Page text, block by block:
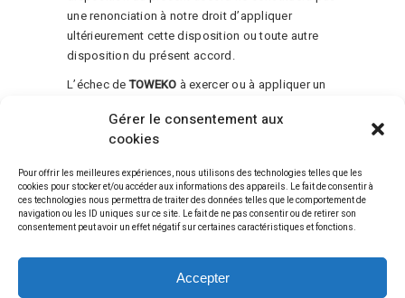
Gérer le consentement aux
cookies
Pour offrir les meilleures expériences, nous utilisons des technologies telles que les
cookies pour stocker et/ou accéder aux informations des appareils. Le fait de consentir à
ces technologies nous permettra de traiter des données telles que le comportement de
navigation ou les ID uniques sur ce site. Le fait de ne pas consentir ou de retirer son
consentement peut avoir un effet négatif sur certaines caractéristiques et fonctions.
Accepter
une renonciation à notre droit d’appliquer
ultérieurement cette disposition ou toute autre
disposition du présent accord.
L’échec deTOWEKO à exercer ou à appliquer un
d’utilisation ne constitue pas une renonciation à
ce droit ou à cette disposition. Les Conditions
entre vous etTOWEKOet régissent votre
utilisation du Service, remplaçant tout accord
antérieur entre vous etTOWEKO(y compris, mais
des Conditions d’utilisation).